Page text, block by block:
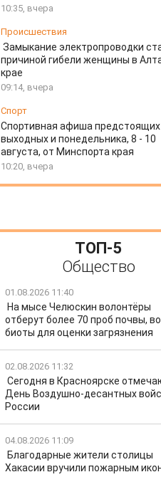
10:35, вчера
Происшествия
Замыкание электропроводки
причиной гибели женщины в
крае
09:14, вчера
Спорт
Спортивная афиша предстоящих
выходных и понедельника, 8 - 10
августа, от Минспорта края
10:20, вчера
ТОП-5
Общество
01.08.2026 11:40
На мысе Челюскин волонтёры
отберут более 70 проб почвы,
биоты для оценки загрязнения
02.08.2026 11:32
Сегодня в Красноярске
День Воздушно-десантных
России
04.08.2026 11:09
Благодарные жители столицы
Хакасии вручили пожарным